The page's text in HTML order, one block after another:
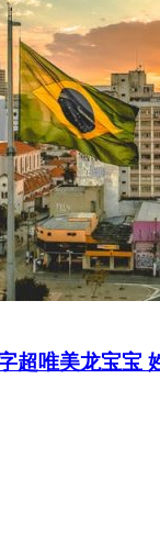
超唯美龙宝宝